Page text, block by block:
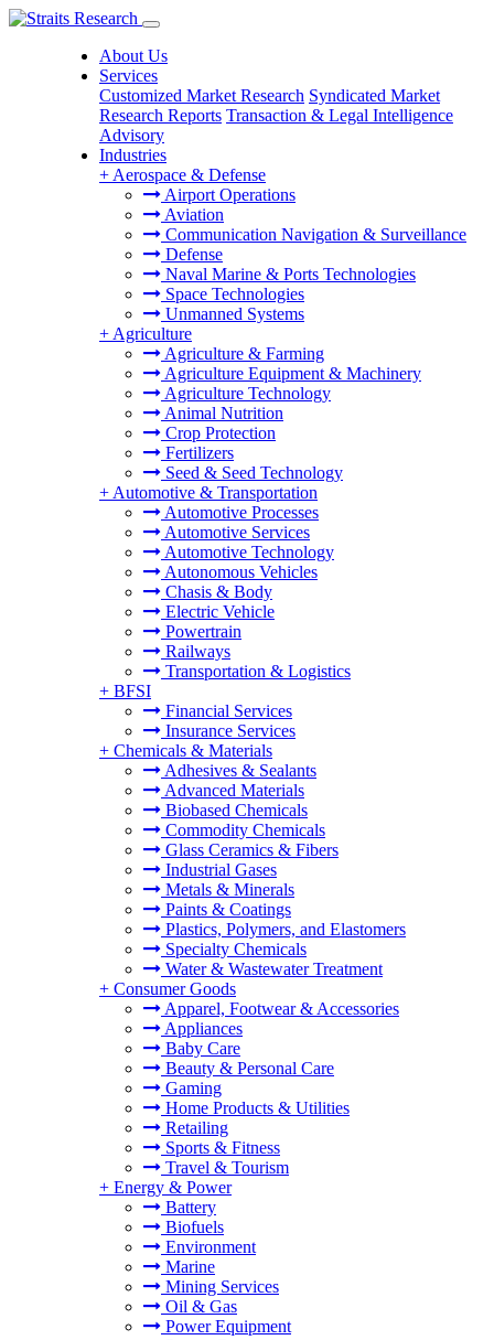
About Us
Services
Customized Market Research Syndicated Market
Research Reports Transaction & Legal Intelligence
Advisory
Industries
+ Aerospace & Defense
Airport Operations
Aviation
Communication Navigation & Surveillance
Defense
Naval Marine & Ports Technologies
Space Technologies
Unmanned Systems
+ Agriculture
Agriculture & Farming
Agriculture Equipment & Machinery
Agriculture Technology
Animal Nutrition
Crop Protection
Fertilizers
Seed & Seed Technology
+ Automotive & Transportation
Automotive Processes
Automotive Services
Automotive Technology
Autonomous Vehicles
Chasis & Body
Electric Vehicle
Powertrain
Railways
Transportation & Logistics
+ BFSI
Financial Services
Insurance Services
+ Chemicals & Materials
Adhesives & Sealants
Advanced Materials
Biobased Chemicals
Commodity Chemicals
Glass Ceramics & Fibers
Industrial Gases
Metals & Minerals
Paints & Coatings
Plastics, Polymers, and Elastomers
Specialty Chemicals
Water & Wastewater Treatment
+ Consumer Goods
Apparel, Footwear & Accessories
Appliances
Baby Care
Beauty & Personal Care
Gaming
Home Products & Utilities
Retailing
Sports & Fitness
Travel & Tourism
+ Energy & Power
Battery
Biofuels
Environment
Marine
Mining Services
Oil & Gas
Power Equipment